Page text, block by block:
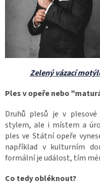
Zelený vázací
Ples v opeře nebo
Druhů plesů je v
stylem, ale i místem a
ples ve Státní opeře
například v kulturním
formální je událost, tím
Co tedy obléknout?